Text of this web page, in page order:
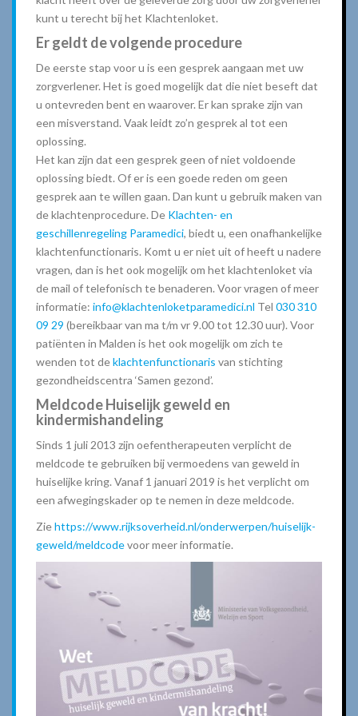
kunt u terecht bij het Klachtenloket.
Er geldt de volgende procedure
De eerste stap voor u is een gesprek aangaan met uw
zorgverlener. Het is goed mogelijk dat die niet beseft dat
u ontevreden bent en waarover. Er kan sprake zijn van
een misverstand. Vaak leidt zo’n gesprek al tot een
oplossing.
Het kan zijn dat een gesprek geen of niet voldoende
oplossing biedt. Of er is een goede reden om geen
gesprek aan te willen gaan. Dan kunt u gebruik maken van
de klachtenprocedure. De Klachten- en
geschillenregeling Paramedici, biedt u, een onafhankelijke
klachtenfunctionaris. Komt u er niet uit of heeft u nadere
vragen, dan is het ook mogelijk om het klachtenloket via
de mail of telefonisch te benaderen. Voor vragen of meer
informatie: info@klachtenloketparamedici.nl Tel 030 310
09 29 (bereikbaar van ma t/m vr 9.00 tot 12.30 uur). Voor
patiënten in Malden is het ook mogelijk om zich te
wenden tot deklachtenfunctionaris van stichting
gezondheidscentra ‘Samen gezond’.
Meldcode Huiselijk geweld en
kindermishandeling
Sinds 1 juli 2013 zijn oefentherapeuten verplicht de
meldcode te gebruiken bij vermoedens van geweld in
huiselijke kring. Vanaf 1 januari 2019 is het verplicht om
een afwegingskader op te nemen in deze meldcode.
Ziehttps://www.rijksoverheid.nl/onderwerpen/huiselijk-
geweld/meldcodevoor meer informatie.